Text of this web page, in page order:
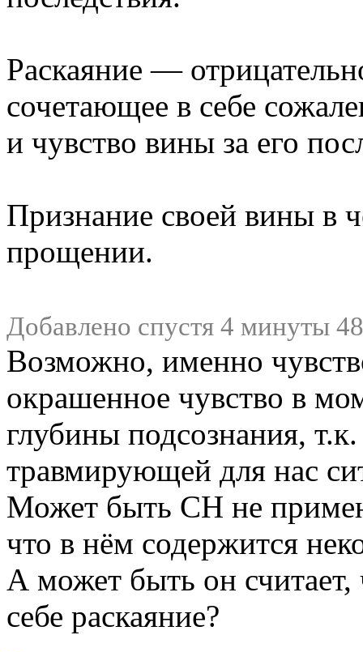
Раскаяние —
сочетающее в себе
и чувство вины за его
Признание своей вины в
прощении.
Добавлено спустя 4 минуты
Возможно, именно
окрашенное чувство в
глубины подсознания,
травмирующей для нас
Может быть СН не
что в нём содержится
А может быть он
себе раскаяние?